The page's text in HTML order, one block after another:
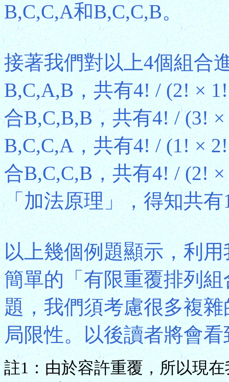
B,C,C,A和B,C,C,B。
接著我們對以上4個組合
B,C,A,B，共有4! / (2! ×
合B,C,B,B，共有4! / (3!
B,C,C,A，共有4! / (1! ×
合B,C,C,B，共有4! / (2!
「加法原理」，得知共有
以上幾個例題顯示，利
簡單的「有限重覆排列
題，我們須考慮很多複
局限性。以後讀者將會
註1：由於容許重覆，所以現